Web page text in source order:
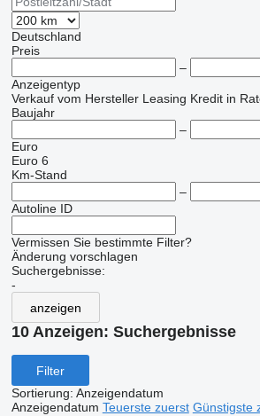
Deutschland
Preis
–
Anzeigentyp
Verkauf vom Hersteller Leasing Kredit in
Baujahr
–
Euro
Euro 6
Km-Stand
–
Autoline ID
Vermissen Sie bestimmte Filter?
Änderung vorschlagen
Suchergebnisse:
-
anzeigen
10 Anzeigen: Suchergebnisse
Filter
Sortierung: Anzeigendatum
Anzeigendatum Teuerste zuerst Günstigste